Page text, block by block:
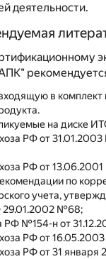
деятельности.
в комплект
на диске
РФ от
РФ от
по
учета,
29.01.2002 №68;
№154-н от
РФ от
РФ от 31 января